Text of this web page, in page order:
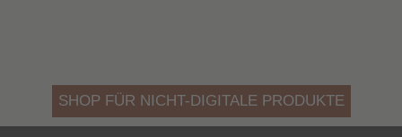
SHOP FÜR NICHT-DIGITALE PRODUKTE